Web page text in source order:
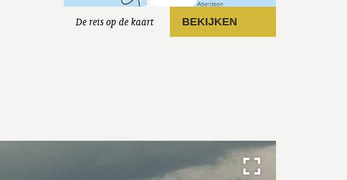
De reis op de kaart BEKIJKEN